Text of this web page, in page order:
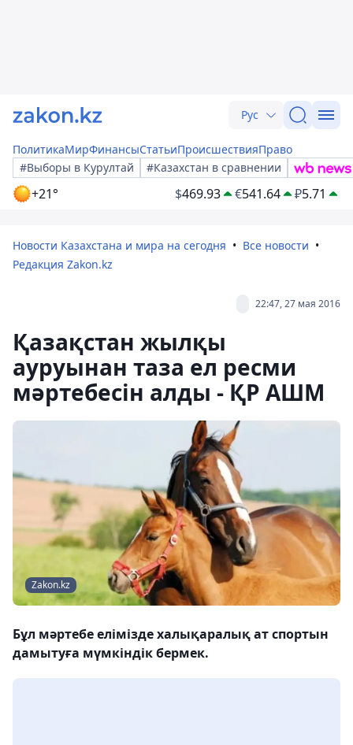
Рус
ПолитикаМирФинансыСтатьиПроисшествияПраво
#Выборы в Курултай
#Казахстан в сравнении
+21° $469.93 €541.64 ₽5.71
Новости Казахстана и мира на сегодня
Все новости
Редакция Zakon.kz
22:47, 27 мая 2016
Қазақстан жылқы
ауруынан таза ел ресми
мәртебесін алды - ҚР АШМ
Zakon.kz
Бұл мәртебе елімізде халықаралық ат спортын
дамытуға мүмкіндік бермек.